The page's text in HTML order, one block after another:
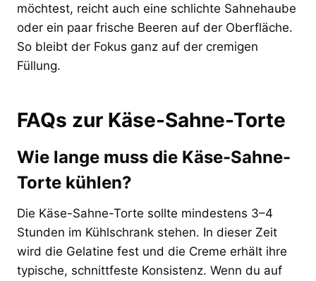
möchtest, reicht auch eine schlichte Sahnehaube
oder ein paar frische Beeren auf der Oberfläche.
So bleibt der Fokus ganz auf der cremigen
Füllung.
FAQs zur Käse-Sahne-Torte
Wie lange muss die Käse-Sahne-
Torte kühlen?
Die Käse-Sahne-Torte sollte mindestens 3–4
Stunden im Kühlschrank stehen. In dieser Zeit
wird die Gelatine fest und die Creme erhält ihre
typische, schnittfeste Konsistenz. Wenn du auf